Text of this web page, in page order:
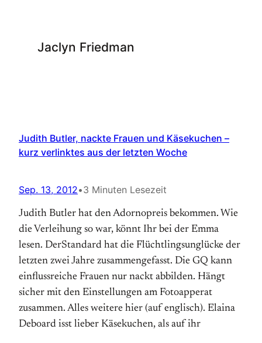
Jaclyn Friedman
Judith Butler, nackte Frauen und Käsekuchen –
kurz verlinktes aus der letzten Woche
Sep. 13, 2012•3 Minuten Lesezeit
Judith Butler hat den Adornopreis bekommen. Wie
die Verleihung so war, könnt Ihr bei der Emma
lesen. DerStandard hat die Flüchtlingsunglücke der
letzten zwei Jahre zusammengefasst. Die GQ kann
einflussreiche Frauen nur nackt abbilden. Hängt
sicher mit den Einstellungen am Fotoapperat
zusammen. Alles weitere hier (auf englisch). Elaina
Deboard isst lieber Käsekuchen, als auf ihr